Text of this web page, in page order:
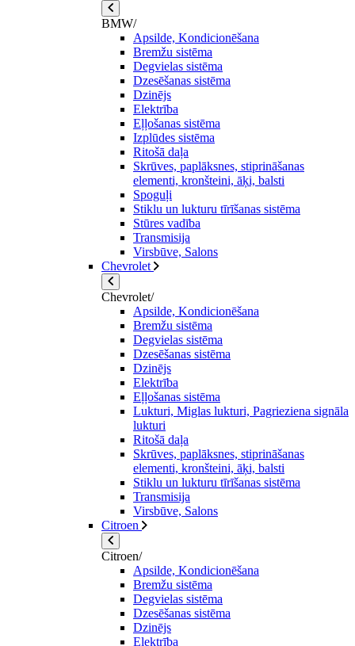
BMW/
Apsilde, Kondicionēšana
Bremžu sistēma
Degvielas sistēma
Dzesēšanas sistēma
Dzinējs
Elektrība
Eļļošanas sistēma
Izplūdes sistēma
Ritošā daļa
Skrūves, paplāksnes, stiprināšanas
elementi, kronšteini, āķi, balsti
Spoguļi
Stiklu un lukturu tīrīšanas sistēma
Stūres vadība
Transmisija
Virsbūve, Salons
Chevrolet
Chevrolet/
Apsilde, Kondicionēšana
Bremžu sistēma
Degvielas sistēma
Dzesēšanas sistēma
Dzinējs
Elektrība
Eļļošanas sistēma
Lukturi, Miglas lukturi, Pagrieziena signāla
lukturi
Ritošā daļa
Skrūves, paplāksnes, stiprināšanas
elementi, kronšteini, āķi, balsti
Stiklu un lukturu tīrīšanas sistēma
Transmisija
Virsbūve, Salons
Citroen
Citroen/
Apsilde, Kondicionēšana
Bremžu sistēma
Degvielas sistēma
Dzesēšanas sistēma
Dzinējs
Elektrība